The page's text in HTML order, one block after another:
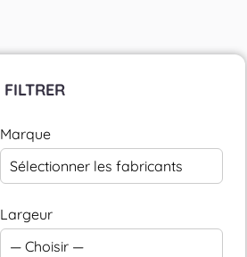
FILTRER
Marque
Sélectionner les fabricants
Largeur
— Choisir —